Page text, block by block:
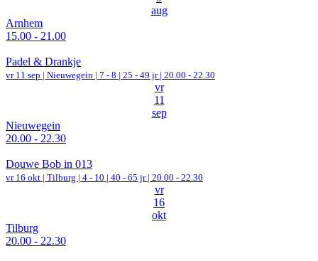
aug
Arnhem
15.00 - 21.00
Padel & Drankje
vr 11 sep | Nieuwegein | 7 - 8 | 25 - 49 jr | 20.00 - 22.30
vr
11
sep
Nieuwegein
20.00 - 22.30
Douwe Bob in 013
vr 16 okt | Tilburg | 4 - 10 | 40 - 65 jr | 20.00 - 22.30
vr
16
okt
Tilburg
20.00 - 22.30